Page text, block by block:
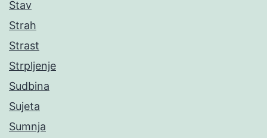
Stav
Strah
Strast
Strpljenje
Sudbina
Sujeta
Sumnja